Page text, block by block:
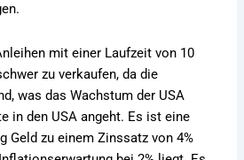
mit einer Laufzeit von 10
zu verkaufen, da die
was das Wachstum der USA
in den USA angeht. Es ist eine
Geld zu einem Zinssatz von 4%